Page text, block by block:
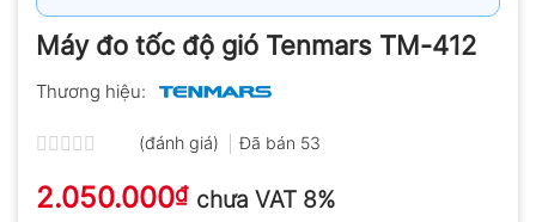
Máy đo tốc độ gió Tenmars TM-412
Thương hiệu:
xếp
hạng
(đánh giá) Đã bán 53
2.050.000₫ chưa VAT 8%